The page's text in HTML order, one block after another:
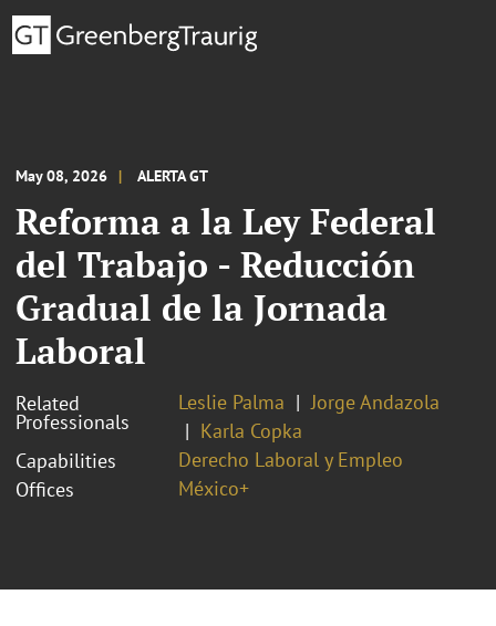
May 08, 2026 ALERTA GT
Reforma a la Ley Federal
del Trabajo - Reducción
Gradual de la Jornada
Laboral
Related
Professionals
Leslie Palma
Jorge Andazola
Karla Copka
Capabilities
Derecho Laboral y Empleo
Offices
México+